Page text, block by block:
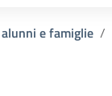
e famiglie